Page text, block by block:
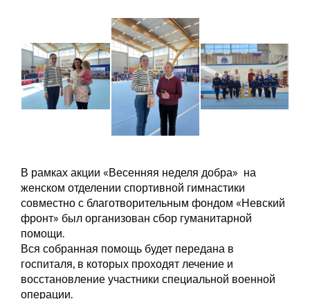
В рамках акции «Весенняя неделя добра» на
женском отделении спортивной гимнастики
совместно с благотворительным фондом «Невский
фронт» был организован сбор гуманитарной
помощи.
Вся собранная помощь будет передана в
госпиталя, в которых проходят лечение и
восстановление участники специальной военной
операции.